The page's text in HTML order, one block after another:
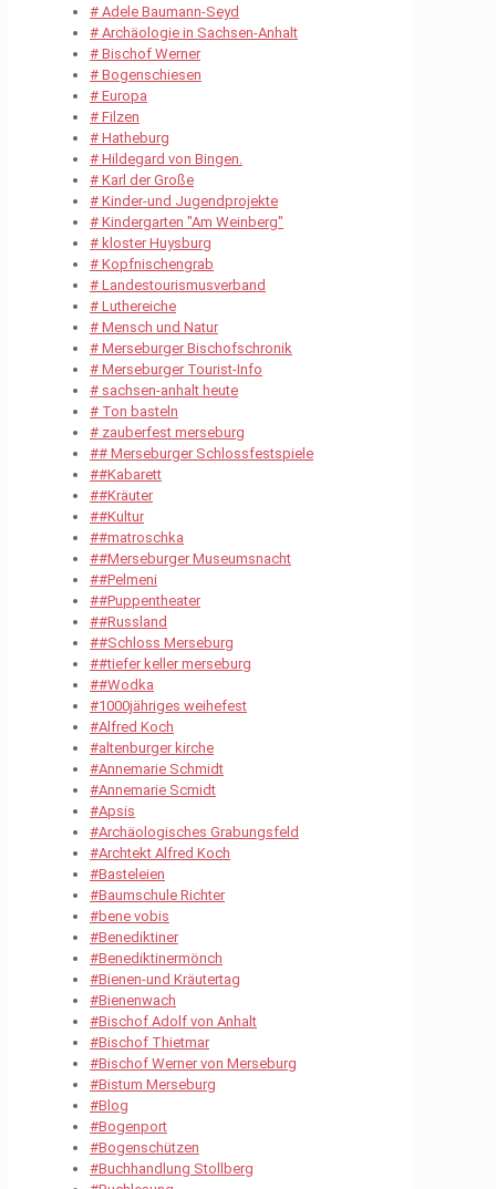
# Adele Baumann-Seyd
# Archäologie in Sachsen-Anhalt
# Bischof Werner
# Bogenschiesen
# Europa
# Filzen
# Hatheburg
# Hildegard von Bingen.
# Karl der Große
# Kinder-und Jugendprojekte
# Kindergarten "Am Weinberg"
# kloster Huysburg
# Kopfnischengrab
# Landestourismusverband
# Luthereiche
# Mensch und Natur
# Merseburger Bischofschronik
# Merseburger Tourist-Info
# sachsen-anhalt heute
# Ton basteln
# zauberfest merseburg
## Merseburger Schlossfestspiele
##Kabarett
##Kräuter
##Kultur
##matroschka
##Merseburger Museumsnacht
##Pelmeni
##Puppentheater
##Russland
##Schloss Merseburg
##tiefer keller merseburg
##Wodka
#1000jähriges weihefest
#Alfred Koch
#altenburger kirche
#Annemarie Schmidt
#Annemarie Scmidt
#Apsis
#Archäologisches Grabungsfeld
#Archtekt Alfred Koch
#Basteleien
#Baumschule Richter
#bene vobis
#Benediktiner
#Benediktinermönch
#Bienen-und Kräutertag
#Bienenwach
#Bischof Adolf von Anhalt
#Bischof Thietmar
#Bischof Werner von Merseburg
#Bistum Merseburg
#Blog
#Bogenport
#Bogenschützen
#Buchhandlung Stollberg